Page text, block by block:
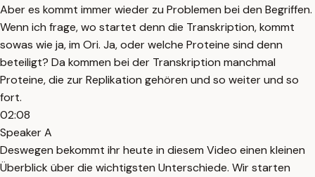
Aber es kommt immer wieder zu Problemen bei den Begriffen.
Wenn ich frage, wo startet denn die Transkription, kommt
sowas wie ja, im Ori. Ja, oder welche Proteine sind denn
beteiligt? Da kommen bei der Transkription manchmal
Proteine, die zur Replikation gehören und so weiter und so
fort.
02:08
Speaker A
Deswegen bekommt ihr heute in diesem Video einen kleinen
Überblick über die wichtigsten Unterschiede. Wir starten